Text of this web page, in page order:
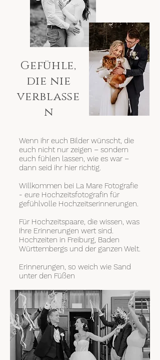
Gefühle,
die nie
verblasse
n
Wenn ihr euch Bilder wünscht, die
euch nicht nur zeigen – sondern
euch fühlen lassen, wie es war –
dann seid ihr hier richtig.
Willkommen bei La Mare Fotografie
- eure Hochzeitsfotografin für
gefühlvolle Hochzeitserinnerungen.
Für Hochzeitspaare, die wissen, was
Ihre Erinnerungen wert sind.
Hochzeiten in Freiburg, Baden
Württembergs und der ganzen Welt.
Erinnerungen, so weich wie Sand
unter den Füßen